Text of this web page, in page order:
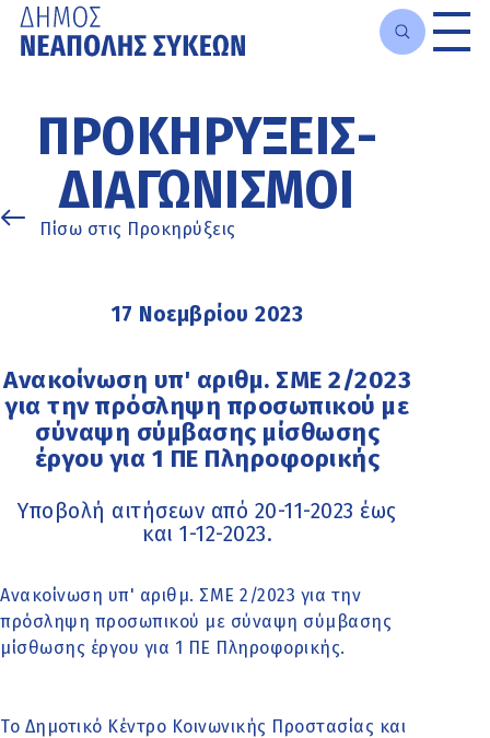
κυρίως
περιεχόμενο
ΠΡΟΚΗΡΎΞΕΙΣ-
ΔΙΑΓΩΝΙΣΜΟΊ
Πίσω στις Προκηρύξεις
17 Νοεμβρίου 2023
Ανακοίνωση υπ' αριθμ. ΣΜΕ 2/2023
για την πρόσληψη προσωπικού με
σύναψη σύμβασης μίσθωσης
έργου για 1 ΠΕ Πληροφορικής
Υποβολή αιτήσεων από 20-11-2023 έως
και 1-12-2023.
Ανακοίνωση υπ' αριθμ. ΣΜΕ 2/2023 για την
πρόσληψη προσωπικού με σύναψη σύμβασης
μίσθωσης έργου για 1 ΠΕ Πληροφορικής.
Το Δημοτικό Κέντρο Κοινωνικής Προστασίας και